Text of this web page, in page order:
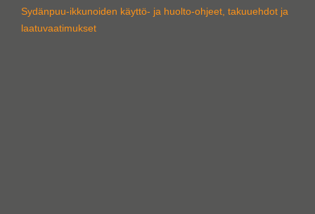
Sydänpuu-ikkunoiden käyttö- ja huolto-ohjeet, takuuehdot ja
laatuvaatimukset